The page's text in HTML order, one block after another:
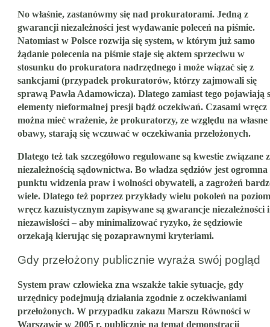
No właśnie, zastanówmy się nad prokuratorami. Jedną z
gwarancji niezależności jest wydawanie poleceń na piśmie.
Natomiast w Polsce rozwija się system, w którym już samo
żądanie polecenia na piśmie staje się aktem sprzeciwu w
stosunku do prokuratora nadrzędnego i może wiązać się z
sankcjami (przypadek prokuratorów, którzy zajmowali się
sprawą Pawła Adamowicza). Dlatego zamiast tego pojawiają
elementy nieformalnej presji bądź oczekiwań. Czasami wręcz
można mieć wrażenie, że prokuratorzy, ze względu na własne
obawy, starają się wczuwać w oczekiwania przełożonych.
Dlatego też tak szczegółowo regulowane są kwestie związane z
niezależnością sądownictwa. Bo władza sędziów jest ogromna
punktu widzenia praw i wolności obywateli, a zagrożeń
wiele. Dlatego też poprzez przykłady wielu pokoleń na
wręcz kazuistycznym zapisywane są gwarancje niezależności i
niezawisłości – aby minimalizować ryzyko, że sędziowie
orzekają kierując się pozaprawnymi kryteriami.
Gdy przełożony publicznie wyraża swój pogląd
System praw człowieka zna wszakże takie sytuacje, gdy
urzędnicy podejmują działania zgodnie z oczekiwaniami
przełożonych. W przypadku zakazu Marszu Równości w
Warszawie w 2005 r. publicznie na temat demonstracji